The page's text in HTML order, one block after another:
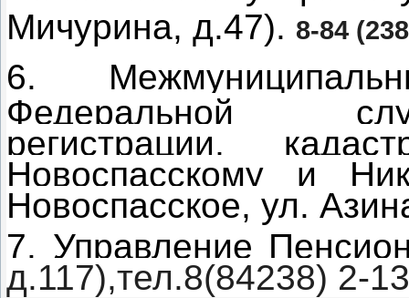
Мичурина, д.47). 8-84
6.
Федеральной
регистрации,
Новоспасскому и
Новоспасское, ул.
7. Управление
д.117),тел.8(84238) 2-